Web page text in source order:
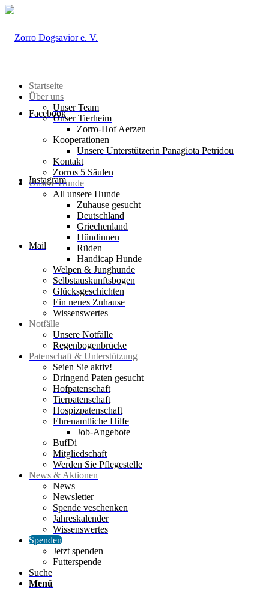
Facebook
Instagram
Mail
Startseite
Über uns
Unser Team
Unser Tierheim
Zorro-Hof Aerzen
Kooperationen
Unsere Unterstützerin Panagiota Petridou
Kontakt
Zorros 5 Säulen
Unsere Hunde
All unsere Hunde
Zuhause gesucht
Deutschland
Griechenland
Hündinnen
Rüden
Handicap Hunde
Welpen & Junghunde
Selbstauskunftsbogen
Glücksgeschichten
Ein neues Zuhause
Wissenswertes
Notfälle
Unsere Notfälle
Regenbogenbrücke
Patenschaft & Unterstützung
Seien Sie aktiv!
Dringend Paten gesucht
Hofpatenschaft
Tierpatenschaft
Hospizpatenschaft
Ehrenamtliche Hilfe
Job-Angebote
BufDi
Mitgliedschaft
Werden Sie Pflegestelle
News & Aktionen
News
Newsletter
Spende veschenken
Jahreskalender
Wissenswertes
Spenden
Jetzt spenden
Futterspende
Suche
Menü